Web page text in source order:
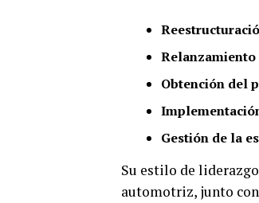
Obtención del
Gestión de la
Su estilo de
automotriz, junto